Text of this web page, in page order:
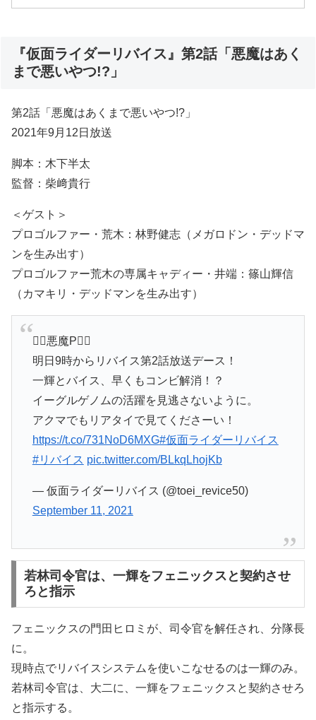
『仮面ライダーリバイス』第2話「悪魔はあく
まで悪いやつ!?」
第2話「悪魔はあくまで悪いやつ!?」
2021年9月12日放送
脚本：木下半太
監督：柴﨑貴行
＜ゲスト＞
プロゴルファー・荒木：林野健志（メガロドン・デッドマ
ンを生み出す）
プロゴルファー荒木の専属キャディー・井端：篠山輝信
（カマキリ・デッドマンを生み出す）
🦹‍♂️悪魔P🦹‍♂️
明日9時からリバイス第2話放送デース！
一輝とバイス、早くもコンビ解消！？
イーグルゲノムの活躍を見逃さないように。
アクマでもリアタイで見てくださーい！
https://t.co/731NoD6MXG#仮面ライダーリバイス
#リバイス pic.twitter.com/BLkqLhojKb
— 仮面ライダーリバイス (@toei_revice50)
September 11, 2021
若林司令官は、一輝をフェニックスと契約させ
ろと指示
フェニックスの門田ヒロミが、司令官を解任され、分隊長
に。
現時点でリバイスシステムを使いこなせるのは一輝のみ。
若林司令官は、大二に、一輝をフェニックスと契約させろ
と指示する。